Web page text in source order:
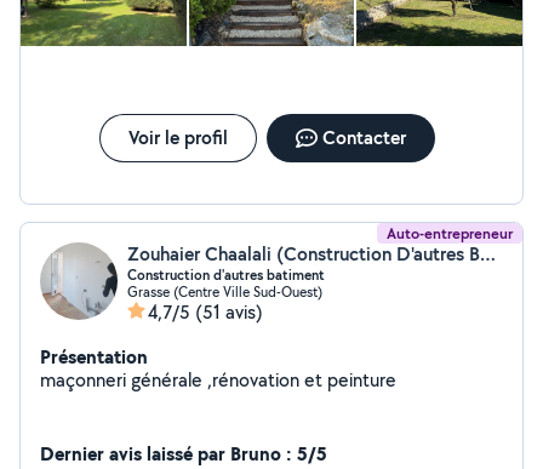
Voir le profil Contacter
Auto-entrepreneur
Zouhaier Chaalali (Construction D'autres Bâtiments)
Construction d'autres batiment
Grasse (Centre Ville Sud-Ouest)
4,7/5 (51 avis)
Présentation
maçonneri générale ,rénovation et peinture
Dernier avis laissé par Bruno : 5/5